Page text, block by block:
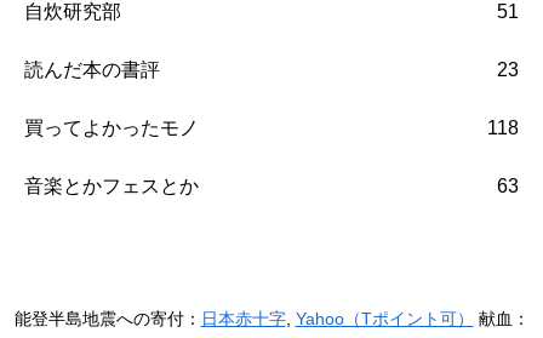
自炊研究部 51
読んだ本の書評 23
買ってよかったモノ 118
音楽とかフェスとか 63
能登半島地震への寄付： 日本赤十字, Yahoo（Tポイント可） 献血：